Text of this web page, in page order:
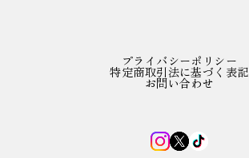
プライバシーポリシー
特定商取引法に基づく表記
お問い合わせ